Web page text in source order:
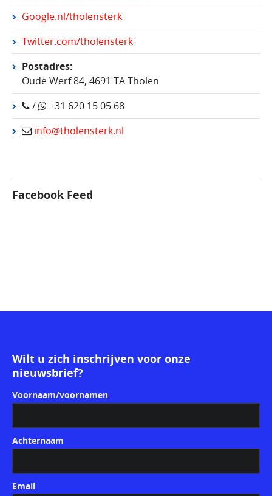
Google.nl/tholensterk
Twitter.com/tholensterk
Postadres:
Oude Werf 84, 4691 TA Tholen
/
+31 620 15 05 68
info@tholensterk.nl
Facebook Feed
Wilt u zich inschrijven voor onze
nieuwsbrief?
Voornaam/voornamen
Achternaam
Email